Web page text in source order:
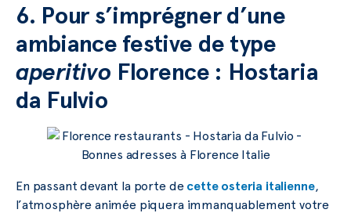
6. Pour s’imprégner d’une
ambiance festive de type
aperitivo Florence : Hostaria
da Fulvio
En passant devant la porte de cette osteria italienne,
l’atmosphère animée piquera immanquablement votre